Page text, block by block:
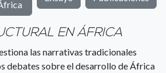
EN ÁFRICA
las narrativas tradicionales
debates sobre el desarrollo de África